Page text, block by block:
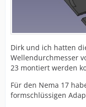
Dirk und ich hatten
Wellendurchmesser
23 montiert werden
Für den Nema 17
formschlüssigen